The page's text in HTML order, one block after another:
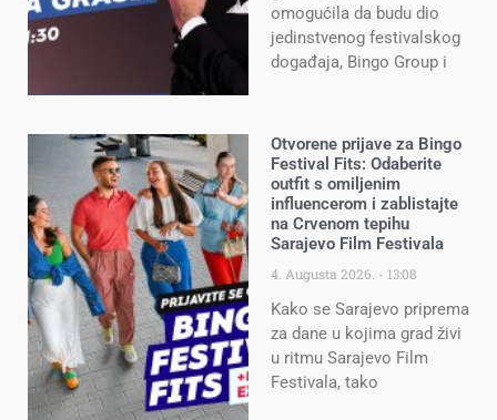
omogućila da budu dio
jedinstvenog festivalskog
događaja, Bingo Group i
Otvorene prijave za Bingo
Festival Fits: Odaberite
outfit s omiljenim
influencerom i zablistajte
na Crvenom tepihu
Sarajevo Film Festivala
4. Augusta 2026. 13:08
Kako se Sarajevo priprema
za dane u kojima grad živi
u ritmu Sarajevo Film
Festivala, tako